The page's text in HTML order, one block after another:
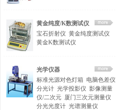
黄金纯度/K数测试仪
宝石折射仪 黄金纯度测试仪
黄金K数测试仪
光学仪器
标准光源对色灯箱 电脑色差仪
分光计 光学投影仪 影像测量
仪/二次元 厦门三次元测量仪
分光光度计 光谱测量仪